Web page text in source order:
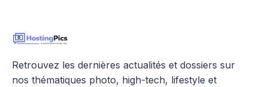
Retrouvez les dernières actualités et dossiers sur
nos thématiques photo, high-tech, lifestyle et